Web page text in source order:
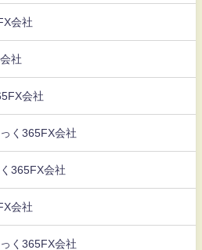
会社
社
会社
く365FX会社
365FX会社
会社
く365FX会社